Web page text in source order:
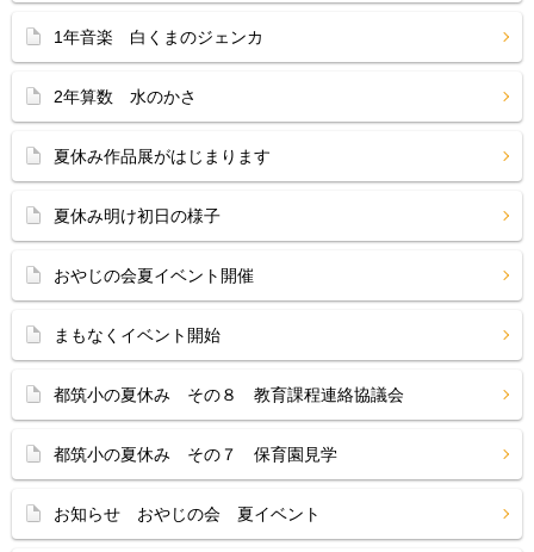
1年音楽 白くまのジェンカ
2年算数 水のかさ
夏休み作品展がはじまります
夏休み明け初日の様子
おやじの会夏イベント開催
まもなくイベント開始
都筑小の夏休み その８ 教育課程連絡協議会
都筑小の夏休み その７ 保育園見学
お知らせ おやじの会 夏イベント